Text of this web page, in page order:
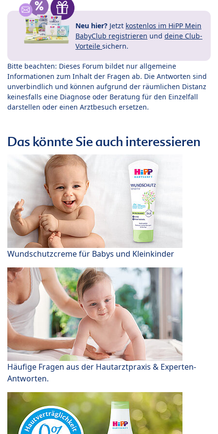
Neu hier? Jetzt kostenlos im HiPP Mein
BabyClub registrieren und deine Club-
Vorteile sichern.
Bitte beachten: Dieses Forum bildet nur allgemeine
Informationen zum Inhalt der Fragen ab. Die Antworten sind
unverbindlich und können aufgrund der räumlichen Distanz
keinesfalls eine Diagnose oder Beratung für den Einzelfall
darstellen oder einen Arztbesuch ersetzen.
Das könnte Sie auch interessieren
Wundschutzcreme für Babys und Kleinkinder
Häufige Fragen aus der Hautarztpraxis & Experten-
Antworten.